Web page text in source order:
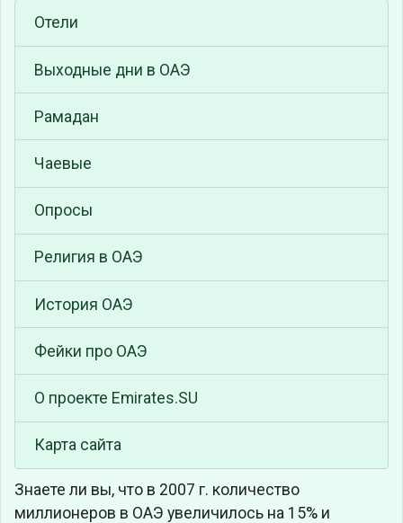
Отели
Выходные дни в ОАЭ
Рамадан
Чаевые
Опросы
Религия в ОАЭ
История ОАЭ
Фейки про ОАЭ
О проекте Emirates.SU
Карта сайта
Знаете ли вы, что в 2007 г. количество
миллионеров в ОАЭ увеличилось на 15% и